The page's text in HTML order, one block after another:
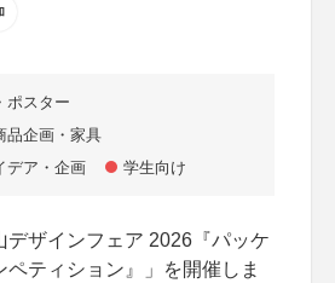
ポスター
品企画・家具
デア・企画
学生向け
デザインフェア 2026『パッケ
ペティション』」を開催しま